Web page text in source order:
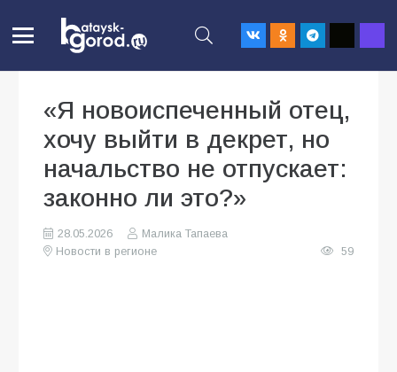
«Я новоиспеченный отец,
хочу выйти в декрет, но
начальство не отпускает:
законно ли это?»
28.05.2026
Малика Тапаева
Новости в регионе
59